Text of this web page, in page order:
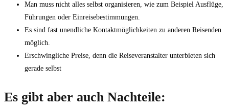
Man muss nicht alles selbst organisieren, wie zum Beispiel Ausflüge,
Führungen oder Einreisebestimmungen.
Es sind fast unendliche Kontaktmöglichkeiten zu anderen Reisenden
möglich.
Erschwingliche Preise, denn die Reiseveranstalter unterbieten sich
gerade selbst
Es gibt aber auch Nachteile: